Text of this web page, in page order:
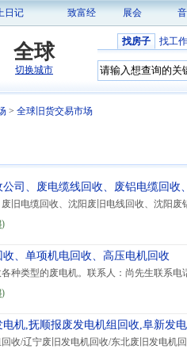
日记 致富经 展会
全球
切换城市
找房子 找工作
> 全球旧货交易市场
司、废电缆线回收、废铝电缆回收
旧电缆回收、沈阳废旧电线回收、沈阳
)
、单项机电回收、高压电机回收
种类型的废电机。联系人：尚先生联系电
)
电机,抚顺报废发电机组回收,阜新发
收/辽宁废旧发电机回收/东北废旧发电机